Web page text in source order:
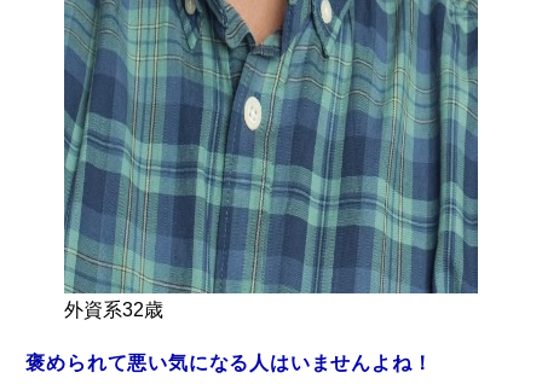
外資系32歳
褒められて悪い気になる人はいませんよね！